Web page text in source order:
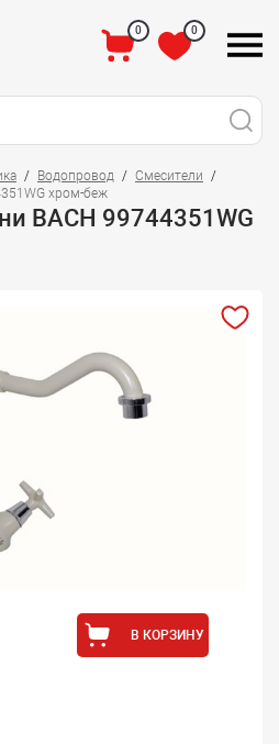
0 0
Водопровод
Смесители
хром-беж
BACH 99744351WG
В КОРЗИНУ